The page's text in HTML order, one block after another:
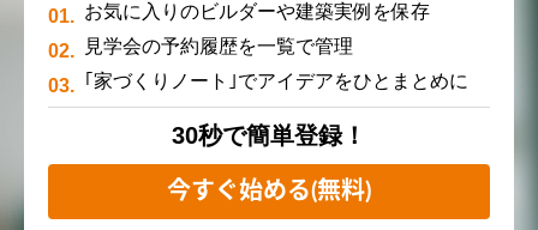
お気に入りのビルダーや建築実例を保存
見学会の予約履歴を一覧で管理
｢家づくりノート｣でアイデアをひとまとめに
30秒で簡単登録！
今すぐ始める(無料)